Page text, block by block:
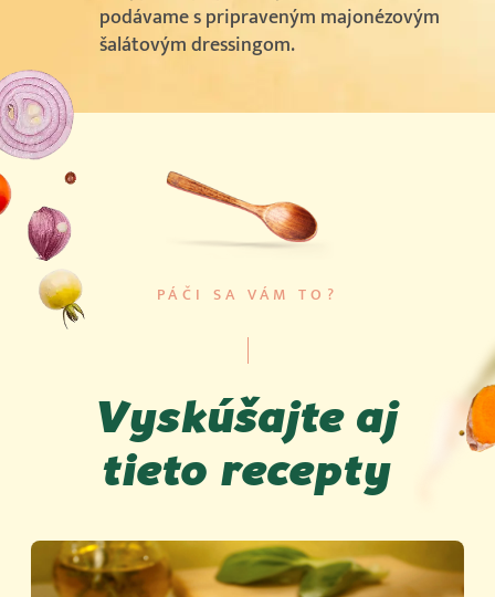
podávame s pripraveným majonézovým
šalátovým dressingom.
PÁČI SA VÁM TO?
Vyskúšajte aj
tieto recepty